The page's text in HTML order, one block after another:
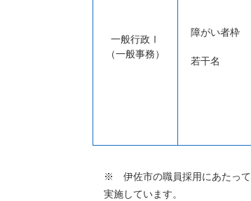
一般行政Ⅰ
（一般事務）
障がい者枠
若干名
※ 伊佐市の職員採用にあたって
実施しています。